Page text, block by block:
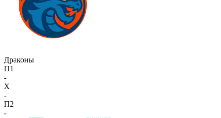
Драконы
П1
-
X
-
П2
-